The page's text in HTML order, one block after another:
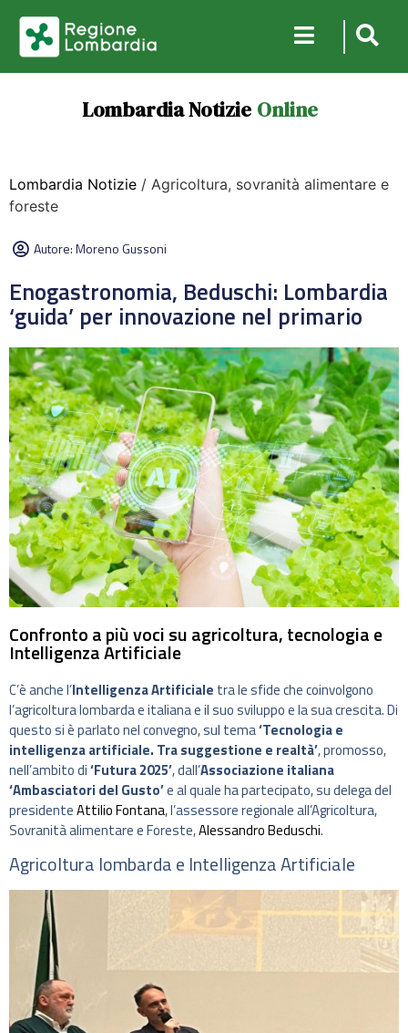
Lombardia Notizie Online
Lombardia Notizie / Agricoltura, sovranità alimentare e
foreste
Autore:Moreno Gussoni
Enogastronomia, Beduschi: Lombardia
‘guida’ per innovazione nel primario
Confronto a più voci su agricoltura, tecnologia e
Intelligenza Artificiale
C’è anche l’Intelligenza Artificiale tra le sfide che coinvolgono
l’agricoltura lombarda e italiana e il suo sviluppo e la sua crescita. Di
questo si è parlato nel convegno, sul tema‘Tecnologia e
intelligenza artificiale. Tra suggestione e realtà’, promosso,
nell’ambito di‘Futura 2025’, dall’Associazione italiana
‘Ambasciatori del Gusto’e al quale ha partecipato, su delega del
presidenteAttilio Fontana, l’assessore regionale all’Agricoltura,
Sovranità alimentare e Foreste,Alessandro Beduschi.
Agricoltura lombarda e Intelligenza Artificiale